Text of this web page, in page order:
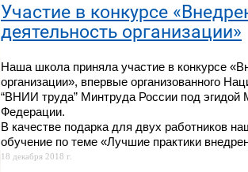
Участие в конкурсе
деятельность организации»
Наша школа приняла участие в конкурсе
организации», впервые организованного
“ВНИИ труда” Минтруда России под эгидой
Федерации.
В качестве подарка для двух работников
обучение по теме «Лучшие практики
18 декабря 2018 г.